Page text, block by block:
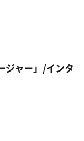
ジャー」/インタ